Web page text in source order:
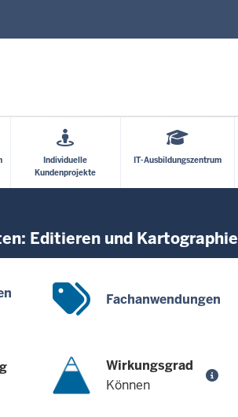
Individuelle
Kundenprojekte
IT-Ausbildungszentrum
Editieren und Kartographie
Fachanwendungen
Wirkungsgrad
Können